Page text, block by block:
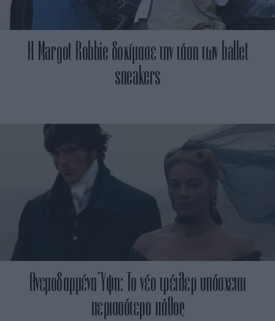
Η Margot Robbie δοκίμασε την τάση των ballet
sneakers
Ανεμοδαρμένα Ύψη: Το νέο τρέιλερ υπόσχεται
περισσότερο πάθος